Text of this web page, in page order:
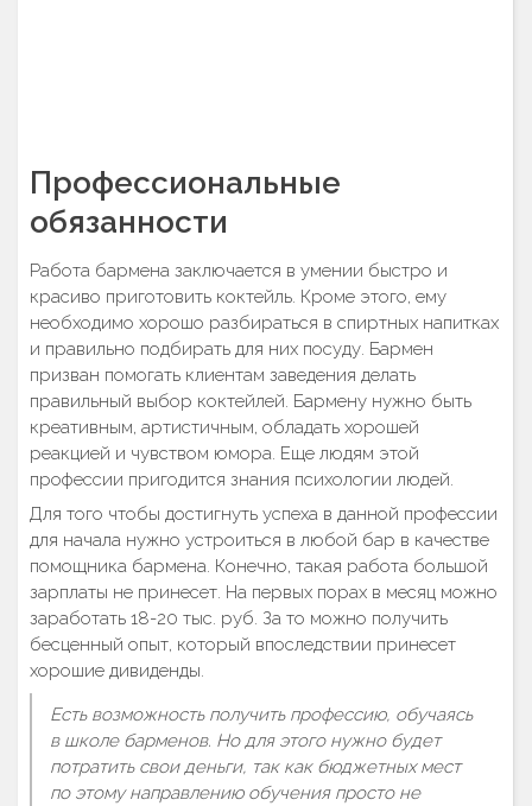
Профессиональные
обязанности
Работа бармена заключается в умении быстро и
красиво приготовить коктейль. Кроме этого, ему
необходимо хорошо разбираться в спиртных напитках
и правильно подбирать для них посуду. Бармен
призван помогать клиентам заведения делать
правильный выбор коктейлей. Бармену нужно быть
креативным, артистичным, обладать хорошей
реакцией и чувством юмора. Еще людям этой
профессии пригодится знания психологии людей.
Для того чтобы достигнуть успеха в данной профессии
для начала нужно устроиться в любой бар в качестве
помощника бармена. Конечно, такая работа большой
зарплаты не принесет. На первых порах в месяц можно
заработать 18-20 тыс. руб. За то можно получить
бесценный опыт, который впоследствии принесет
хорошие дивиденды.
Есть возможность получить профессию, обучаясь
в школе барменов. Но для этого нужно будет
потратить свои деньги, так как бюджетных мест
по этому направлению обучения просто не